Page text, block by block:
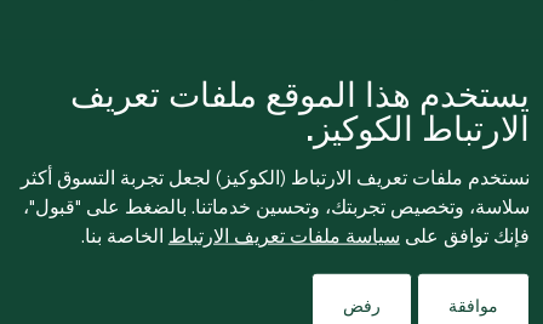
يستخدم هذا الموقع ملفات تعريف
الارتباط الكوكيز.
نستخدم ملفات تعريف الارتباط (الكوكيز) لجعل تجربة التسوق أكثر
سلاسة، وتخصيص تجربتك، وتحسين خدماتنا. بالضغط على "قبول"،
فإنك توافق على سياسة ملفات تعريف الارتباط الخاصة بنا.
موافقة رفض